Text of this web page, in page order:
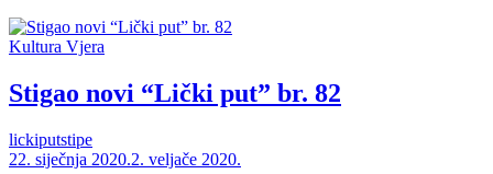
Kultura Vjera
Stigao novi “Lički put” br. 82
lickiputstipe
22. siječnja 2020.2. veljače 2020.